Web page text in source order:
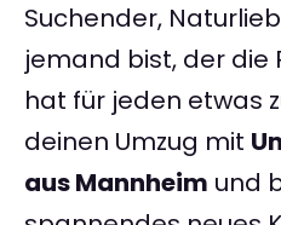
Suchender,
jemand bist, der die
hat für jeden etwas
deinen Umzug mit
aus Mannheim und